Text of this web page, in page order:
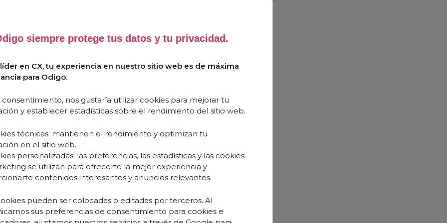
siempre protege tus datos y tu privacidad.
en CX, tu experiencia en nuestro sitio web es de máxima
para Odigo.
consentimiento, nos gustaría utilizar cookies para mejorar tu
y establecer estadísticas sobre el rendimiento del sitio web.
técnicas: mantienen el rendimiento y optimizan tu
en el sitio web.
personalizadas: las preferencias, las estadísticas y las cookies
se utilizan para ofrecerte la mejor experiencia y
contenidos interesantes y anuncios relevantes.
pueden ser colocadas o editadas por terceros. Al
sus preferencias de consentimiento para cookies e
Success
Guides
&
blancs
Blogs
Podcasts
Comment
AI
réinvente
client
et
vos
équipes
?
Découvrir
À propos